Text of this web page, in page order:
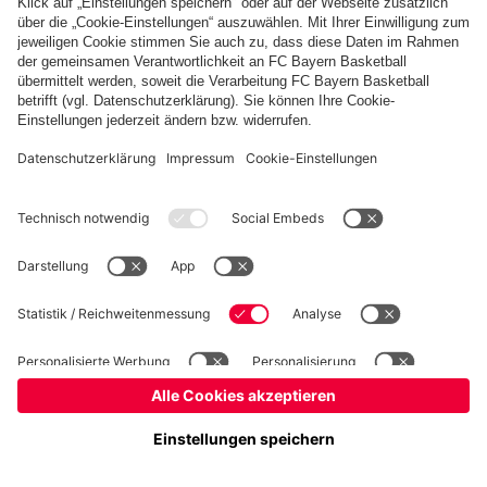
Kinder- und Jugendschutz Hinweisgebersystem FAQ Kontakt
Verträge hier kündigen Cookie-Einstellungen